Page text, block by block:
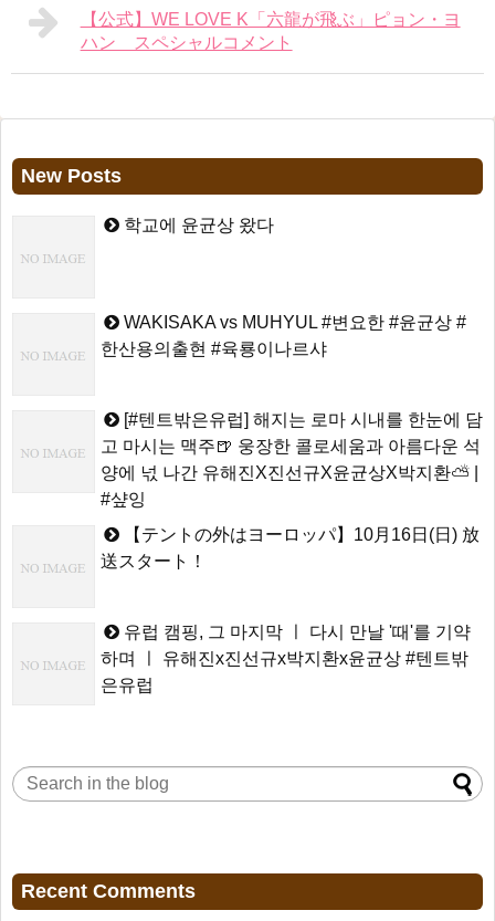
【公式】WE LOVE K「六龍が飛ぶ」ピョン・ヨ
ハン スペシャルコメント
New Posts
학교에 윤균상 왔다
WAKISAKA vs MUHYUL #변요한 #윤균상 #
한산용의출현 #육룡이나르샤
[#텐트밖은유럽] 해지는 로마 시내를 한눈에 담
고 마시는 맥주🍺 웅장한 콜로세움과 아름다운 석
양에 넋 나간 유해진X진선규X윤균상X박지환⛅ |
#샾잉
【テントの外はヨーロッパ】10月16日(日) 放
送スタート！
유럽 캠핑, 그 마지막 ㅣ 다시 만날 '때'를 기약
하며 ㅣ 유해진x진선규x박지환x윤균상 #텐트밖
은유럽
Recent Comments